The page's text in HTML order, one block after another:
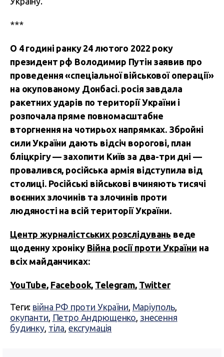
***
О 4 годині ранку 24 лютого 2022 року
президент рф Володимир Путін заявив про
проведення «спеціальної військової операції»
на окупованому Донбасі. росія завдала
ракетних ударів по території України і
розпочала пряме повномасштабне
вторгнення на чотирьох напрямках. Збройні
сили України дають відсіч ворогові, план
бліцкрігу — захопити Київ за два-три дні —
провалився, російська армія відступила від
столиці. Російські військові вчиняють тисячі
воєнних злочинів та злочинів проти
людяності на всій території України.
Центр журналістських розслідувань веде
щоденну хроніку Війна росії проти України на
всіх майданчиках:
YouTube, Facebook, Telegram, Twitter
Теги: війна РФ проти України, Маріуполь,
окупанти, Петро Андрющенко, знесення
будинку, тіла, ексгумація